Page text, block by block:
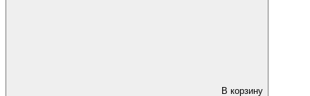
В корзину